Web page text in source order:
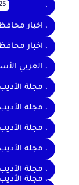
،
، اخبار
، اخبار
، العربي
، مجلة
، مجلة
، مجلة
، مجلة
، مجلة
، مجلة